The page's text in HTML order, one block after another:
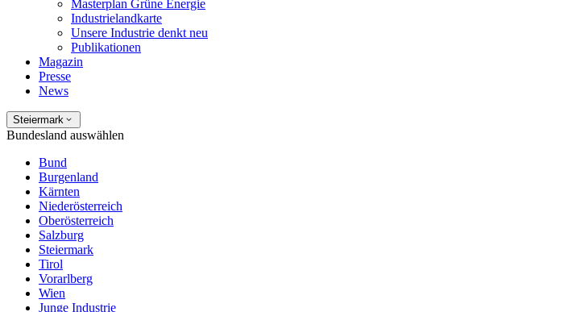
Masterplan Grüne Energie
Industrielandkarte
Unsere Industrie denkt neu
Publikationen
Magazin
Presse
News
Steiermark
Bundesland auswählen
Bund
Burgenland
Kärnten
Niederösterreich
Oberösterreich
Salzburg
Steiermark
Tirol
Vorarlberg
Wien
Junge Industrie